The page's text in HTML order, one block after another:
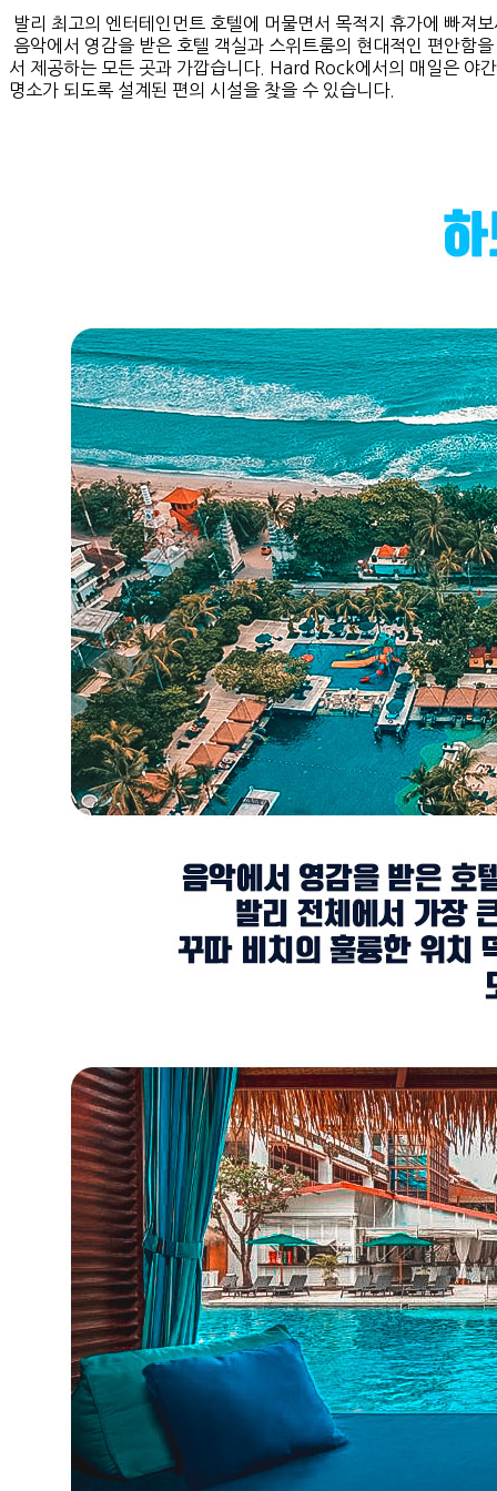
발리 최고의 엔터테인먼트 호텔에 머물면서 목적지 휴가에 빠져
음악에서 영감을 받은 호텔 객실과 스위트룸의 현대적인 편안함
서 제공하는 모든 곳과 가깝습니다. Hard Rock에서의 매일은 야
명소가 되도록 설계된 편의 시설을 찾을 수 있습니다.